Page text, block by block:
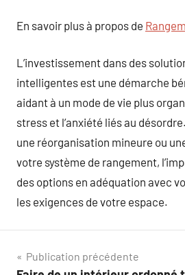
En savoir plus à propos de
L’investissement dans des
intelligentes est une démarche
aidant à un mode de vie plus
stress et l’anxiété liés au
une réorganisation mineure ou
votre système de rangement,
des options en adéquation avec
les exigences de votre espace.
Navigation
Publication précédente